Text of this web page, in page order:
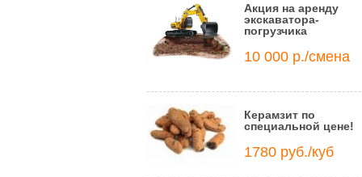
Акция на аренду
экскаватора-
погрузчика
10 000 р./смена
Керамзит по
специальной цене!
1780 руб./куб